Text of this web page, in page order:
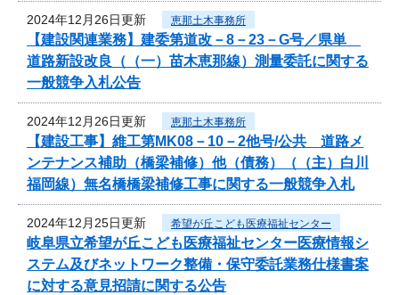
2024年12月26日更新 恵那土木事務所
【建設関連業務】建委第道改－8－23－G号／県単
道路新設改良（（一）苗木恵那線）測量委託に関する
一般競争入札公告
2024年12月26日更新 恵那土木事務所
【建設工事】維工第MK08－10－2他号/公共 道路メ
ンテナンス補助（橋梁補修）他（債務）（（主）白川
福岡線）無名橋橋梁補修工事に関する一般競争入札
2024年12月25日更新 希望が丘こども医療福祉センター
岐阜県立希望が丘こども医療福祉センター医療情報シ
ステム及びネットワーク整備・保守委託業務仕様書案
に対する意見招請に関する公告